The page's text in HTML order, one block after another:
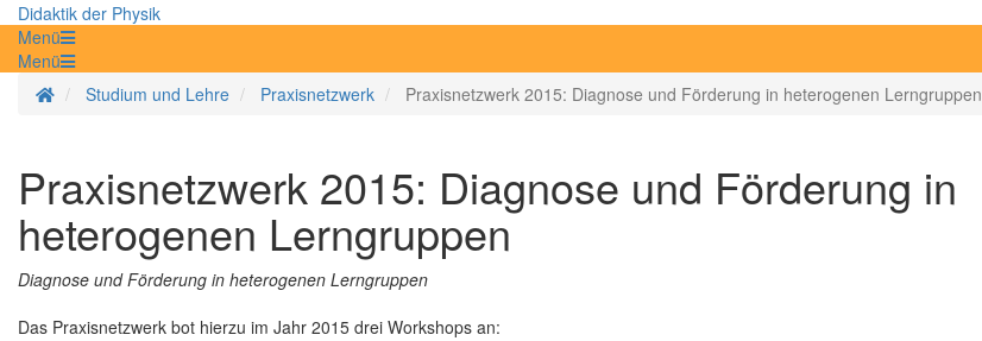
Didaktik der Physik
Menü
Menü
Startseite
Studium und Lehre Praxisnetzwerk Praxisnetzwerk 2015: Diagnose und Förderung in heterogenen Lerngruppen
Praxisnetzwerk 2015: Diagnose und Förderung in
heterogenen Lerngruppen
Diagnose und Förderung in heterogenen Lerngruppen
Das Praxisnetzwerk bot hierzu im Jahr 2015 drei Workshops an: